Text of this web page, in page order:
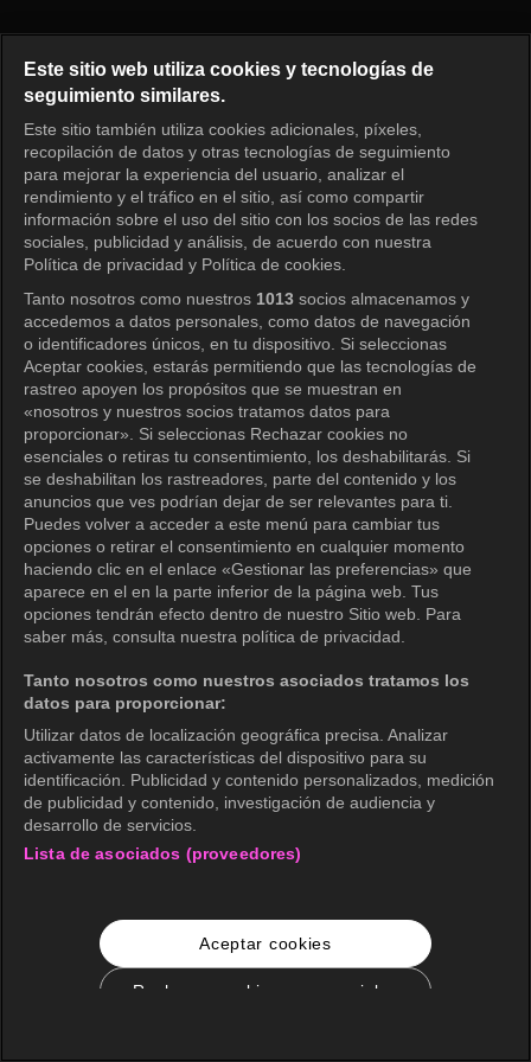
Iniciar sesión
Este sitio web utiliza cookies y tecnologías de
seguimiento similares.
Este sitio también utiliza cookies adicionales, píxeles,
recopilación de datos y otras tecnologías de seguimiento
para mejorar la experiencia del usuario, analizar el
rendimiento y el tráfico en el sitio, así como compartir
información sobre el uso del sitio con los socios de las redes
sociales, publicidad y análisis, de acuerdo con nuestra
Política de privacidad y Política de cookies.
Tanto nosotros como nuestros 1013 socios almacenamos y
accedemos a datos personales, como datos de navegación
o identificadores únicos, en tu dispositivo. Si seleccionas
Aceptar cookies, estarás permitiendo que las tecnologías de
rastreo apoyen los propósitos que se muestran en
«nosotros y nuestros socios tratamos datos para
proporcionar». Si seleccionas Rechazar cookies no
esenciales o retiras tu consentimiento, los deshabilitarás. Si
se deshabilitan los rastreadores, parte del contenido y los
anuncios que ves podrían dejar de ser relevantes para ti.
Puedes volver a acceder a este menú para cambiar tus
opciones o retirar el consentimiento en cualquier momento
haciendo clic en el enlace «Gestionar las preferencias» que
aparece en el en la parte inferior de la página web. Tus
opciones tendrán efecto dentro de nuestro Sitio web. Para
saber más, consulta nuestra política de privacidad.
Tanto nosotros como nuestros asociados tratamos los
datos para proporcionar:
Utilizar datos de localización geográfica precisa. Analizar
activamente las características del dispositivo para su
identificación. Publicidad y contenido personalizados, medición
de publicidad y contenido, investigación de audiencia y
desarrollo de servicios.
Lista de asociados (proveedores)
Aceptar cookies
Rechazar cookies no esenciales